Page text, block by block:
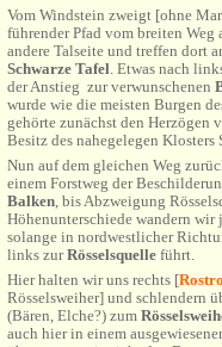
Vom Windstein zweigt [ohne
führender Pfad vom breiten
andere Talseite und treffen dort
Schwarze Tafel. Etwas nach
der Anstieg zur verwunschenen
wurde wie die meisten Burgen
gehörte zunächst den
Besitz des nahegelegen Klosters
Nun auf dem gleichen Weg
einem Forstweg der
Balken, bis Abzweigung
Höhenunterschiede wandern
solange in nordwestlicher
links zurRösselsquelle führt.
Hier halten wir uns rechts [
Rösselsweiher] und schlendern
(Bären, Elche?) zum
auch hier in einem